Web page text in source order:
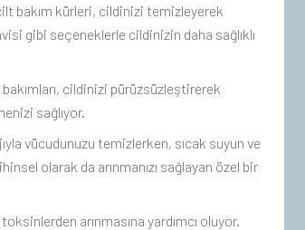
bakım kürleri, cildinizi temizleyerek
gibi seçeneklerle cildinizin daha sağlıklı
cildinizi pürüzsüzleştirerek
sağlıyor.
vücudunuzu temizlerken, sıcak suyun ve
olarak da arınmanızı sağlayan özel bir
arınmasına yardımcı oluyor.